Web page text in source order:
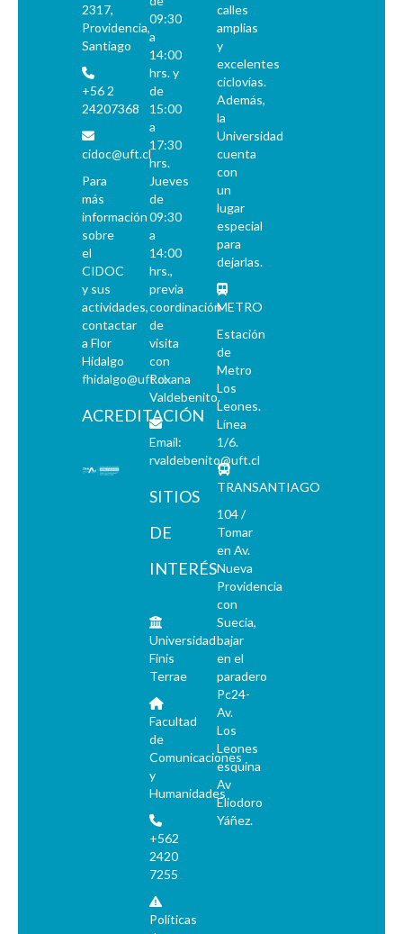
2317,
Providencia,
Santiago
+56 2
24207368
cidoc@uft.cl
Para
más
información
sobre
el
CIDOC
y sus
actividades,
contactar
a Flor
Hidalgo
fhidalgo@uft.cl
ACREDITACIÓN
09:30
a
14:00
hrs. y
de
15:00
a
17:30
hrs.
Jueves
de
09:30
a
14:00
hrs.,
previa
coordinación
de
visita
con
Roxana
Valdebenito.
Email:
rvaldebenito@uft.cl
SITIOS
DE
INTERÉS
Universidad
Finis
Terrae
Facultad
de
Comunicaciones
y
Humanidades
+562
2420
7255
Políticas
calles
amplias
y
excelentes
ciclovías.
Además,
la
Universidad
cuenta
con
un
lugar
especial
para
dejarlas.
METRO
Estación
de
Metro
Los
Leones.
Línea
1/6.
TRANSANTIAGO
104 /
Tomar
en Av.
Nueva
Providencia
con
Suecia,
bajar
en el
paradero
Pc24-
Av.
Los
Leones
esquina
Av
Eliodoro
Yáñez.